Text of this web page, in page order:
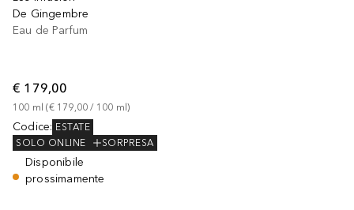
De Gingembre
Eau de Parfum
€ 179,00
100 ml (€ 179,00 / 100 ml)
Codice: ESTATE
SOLO ONLINE
SORPRESA
Disponibile
prossimamente